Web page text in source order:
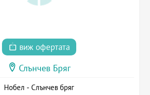
виж офертата
Слънчев Бряг
Нобел - Слънчев бряг